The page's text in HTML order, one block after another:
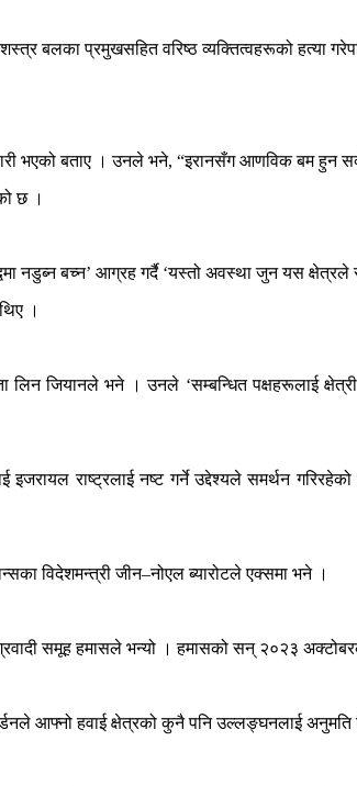
बलका प्रमुखसहित वरिष्ठ व्यक्तित्वहरूको हत्या
भएको बताए । उनले भने, “इरानसँग आणविक बम हुन
छ ।
नडुब्न बच्न’ आग्रह गर्दै ‘यस्तो अवस्था जुन यस
।
जियानले भने । उनले ‘सम्बन्धित पक्षहरूलाई
राष्ट्रलाई नष्ट गर्ने उद्देश्यले समर्थन
विदेशमन्त्री जीन–नोएल ब्यारोटले एक्समा भने ।
समूह हमासले भन्यो । हमासको सन् २०२३
आफ्नो हवाई क्षेत्रको कुनै पनि उल्लङ्घनलाई